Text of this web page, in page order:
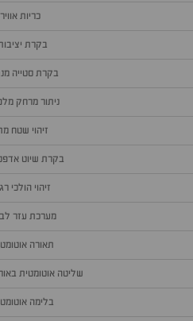
כריות
בקרת
בקרת סטייה
ניתור מרחק
זיהוי שטח
בקרת שיוט
זיהוי הולכי
מערכת עזר
תאורה
שליטה אוטומטית
בלימה